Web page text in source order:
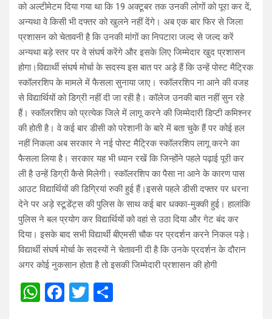
को अल्टीमेटम दिया गया था कि 19 अक्टूबर तक उनकी लोगों को पूरा कर दें,
अन्यथा वे किसी भी दफ्तर को खुलने नहीं देंगे। अब एक बार फिर से जिला
प्रशासन को चेतावनी है कि उनकी मांगों का निपटारा जल्द से जल्द करें
अन्यथा बड़े स्तर पर वे संघर्ष करेंगे और इसके लिए जिम्मेदार खुद प्रशासन
होगा।विद्यार्थी संघर्ष मोर्चा के सदस्य इस बात पर अड़े हैं कि उन्हें पोस्ट मैट्रिक
स्कॉलरशिप के मामले में फैसला सुनाया जाए। स्कॉलरशिप ना आने की वजह
से विद्यार्थियों को डिग्री नहीं दी जा रही है। कॉलेज उनकी बात नहीं सुन रहे
हैं। स्कॉलरशिप को प्रत्येक जिले में लागू करने की जिम्मेदारी डिप्टी कमिश्नर
की होती है। वे कई बार डीसी को परेशानी के बारे में बता चुके हैं पर कोई हल
नहीं निकला अब सरकार ने नई पोस्ट मैट्रिक स्कॉलरशिप लागू करने का
फैसला लिया है। सरकार यह भी ध्यान रखें कि जिन्होंने पहले पढ़ाई पूरी कर
ली है उन्हें डिग्री कैसे मिलेगी। स्कॉलरशिप का पैसा ना आने के कारण पास
आउट विद्यार्थियों की डिग्रियां रुकी हुई हैं।इससे पहले डीसी दफ्तर पर धरना
देने पर अड़े स्टूडेंट्स की पुलिस के साथ कई बार धक्का-मुक्की हुई। हालांकि
पुलिस ने बल प्रयोग कर विद्यार्थियों को वहां से उठा दिया और गेट बंद कर
दिया। इसके बाद सभी विद्यार्थी बीएमसी चौक पर प्रदर्शन करने निकल पड़े।
विद्यार्थी संघर्ष मोर्चा के सदस्यों ने चेतावनी दी है कि उनके प्रदर्शन के दौरान
अगर कोई नुकसान होता है तो इसकी जिम्मेदारी प्रशासन की होगी
W F
T